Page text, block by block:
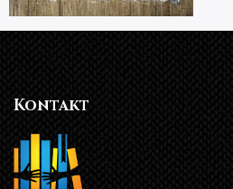
Kontakt